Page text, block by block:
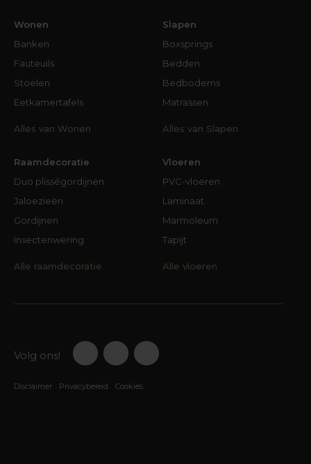
Wonen
Banken
Fauteuils
Stoelen
Eetkamertafels
Alles van Wonen
Slapen
Boxsprings
Bedden
Bedbodems
Matrassen
Alles van Slapen
Raamdecoratie
Duo plisségordijnen
Jaloezieën
Gordijnen
Insectenwering
Alle raamdecoratie
Vloeren
PVC-vloeren
Laminaat
Marmoleum
Tapijt
Alle vloeren
Volg ons!
Disclaimer Privacybeleid Cookies